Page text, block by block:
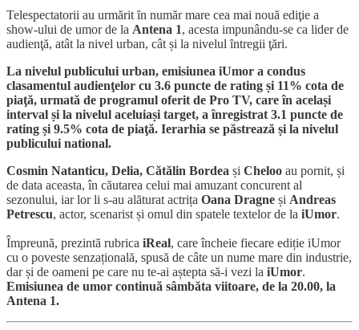
Telespectatorii au urmărit ȋn număr mare cea mai nouă ediţie a
show-ului de umor de la Antena 1, acesta impunându-se ca lider de
audienţă, atât la nivel urban, cât și la nivelul ȋntregii ţări.
La nivelul publicului urban, emisiunea iUmor a condus
clasamentul audienţelor cu 3.6 puncte de rating și 11% cota de
piaţă, urmată de programul oferit de Pro TV, care ȋn același
interval și la nivelul aceluiași target, a ȋnregistrat 3.1 puncte de
rating și 9.5% cota de piaţă. Ierarhia se păstrează și la nivelul
publicului national.
Cosmin Natanticu, Delia, Cătălin Bordea și Cheloo au pornit, și
de data aceasta, în căutarea celui mai amuzant concurent al
sezonului, iar lor li s-au alăturat actrița Oana Dragne și Andreas
Petrescu, actor, scenarist și omul din spatele textelor de la iUmor.
Împreună, prezintă rubrica iReal, care încheie fiecare ediție iUmor
cu o poveste senzațională, spusă de câte un nume mare din industrie,
dar și de oameni pe care nu te-ai aștepta să-i vezi la iUmor.
Emisiunea de umor continuă sâmbăta viitoare, de la 20.00, la
Antena 1.